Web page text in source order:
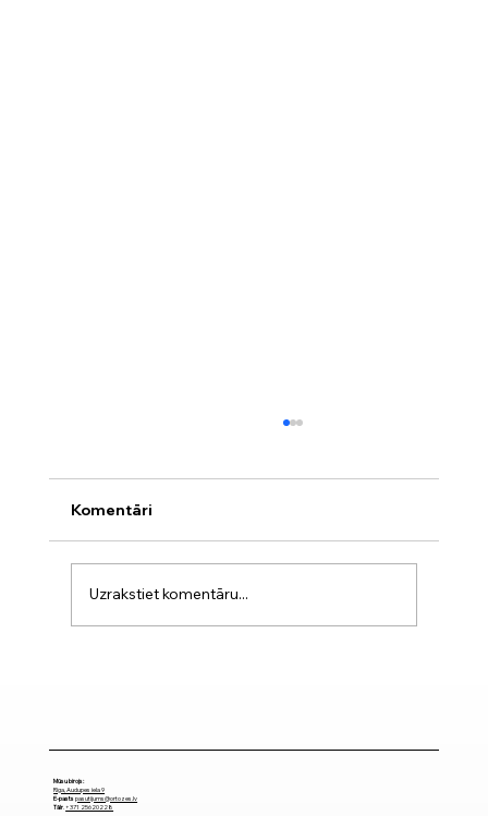
Komentāri
Uzrakstiet komentāru...
Mūsu birojs:
Rīga, Audupes iela 9
E-pasts pasutijums@ortozes.lv
Tālr .+371 25620228